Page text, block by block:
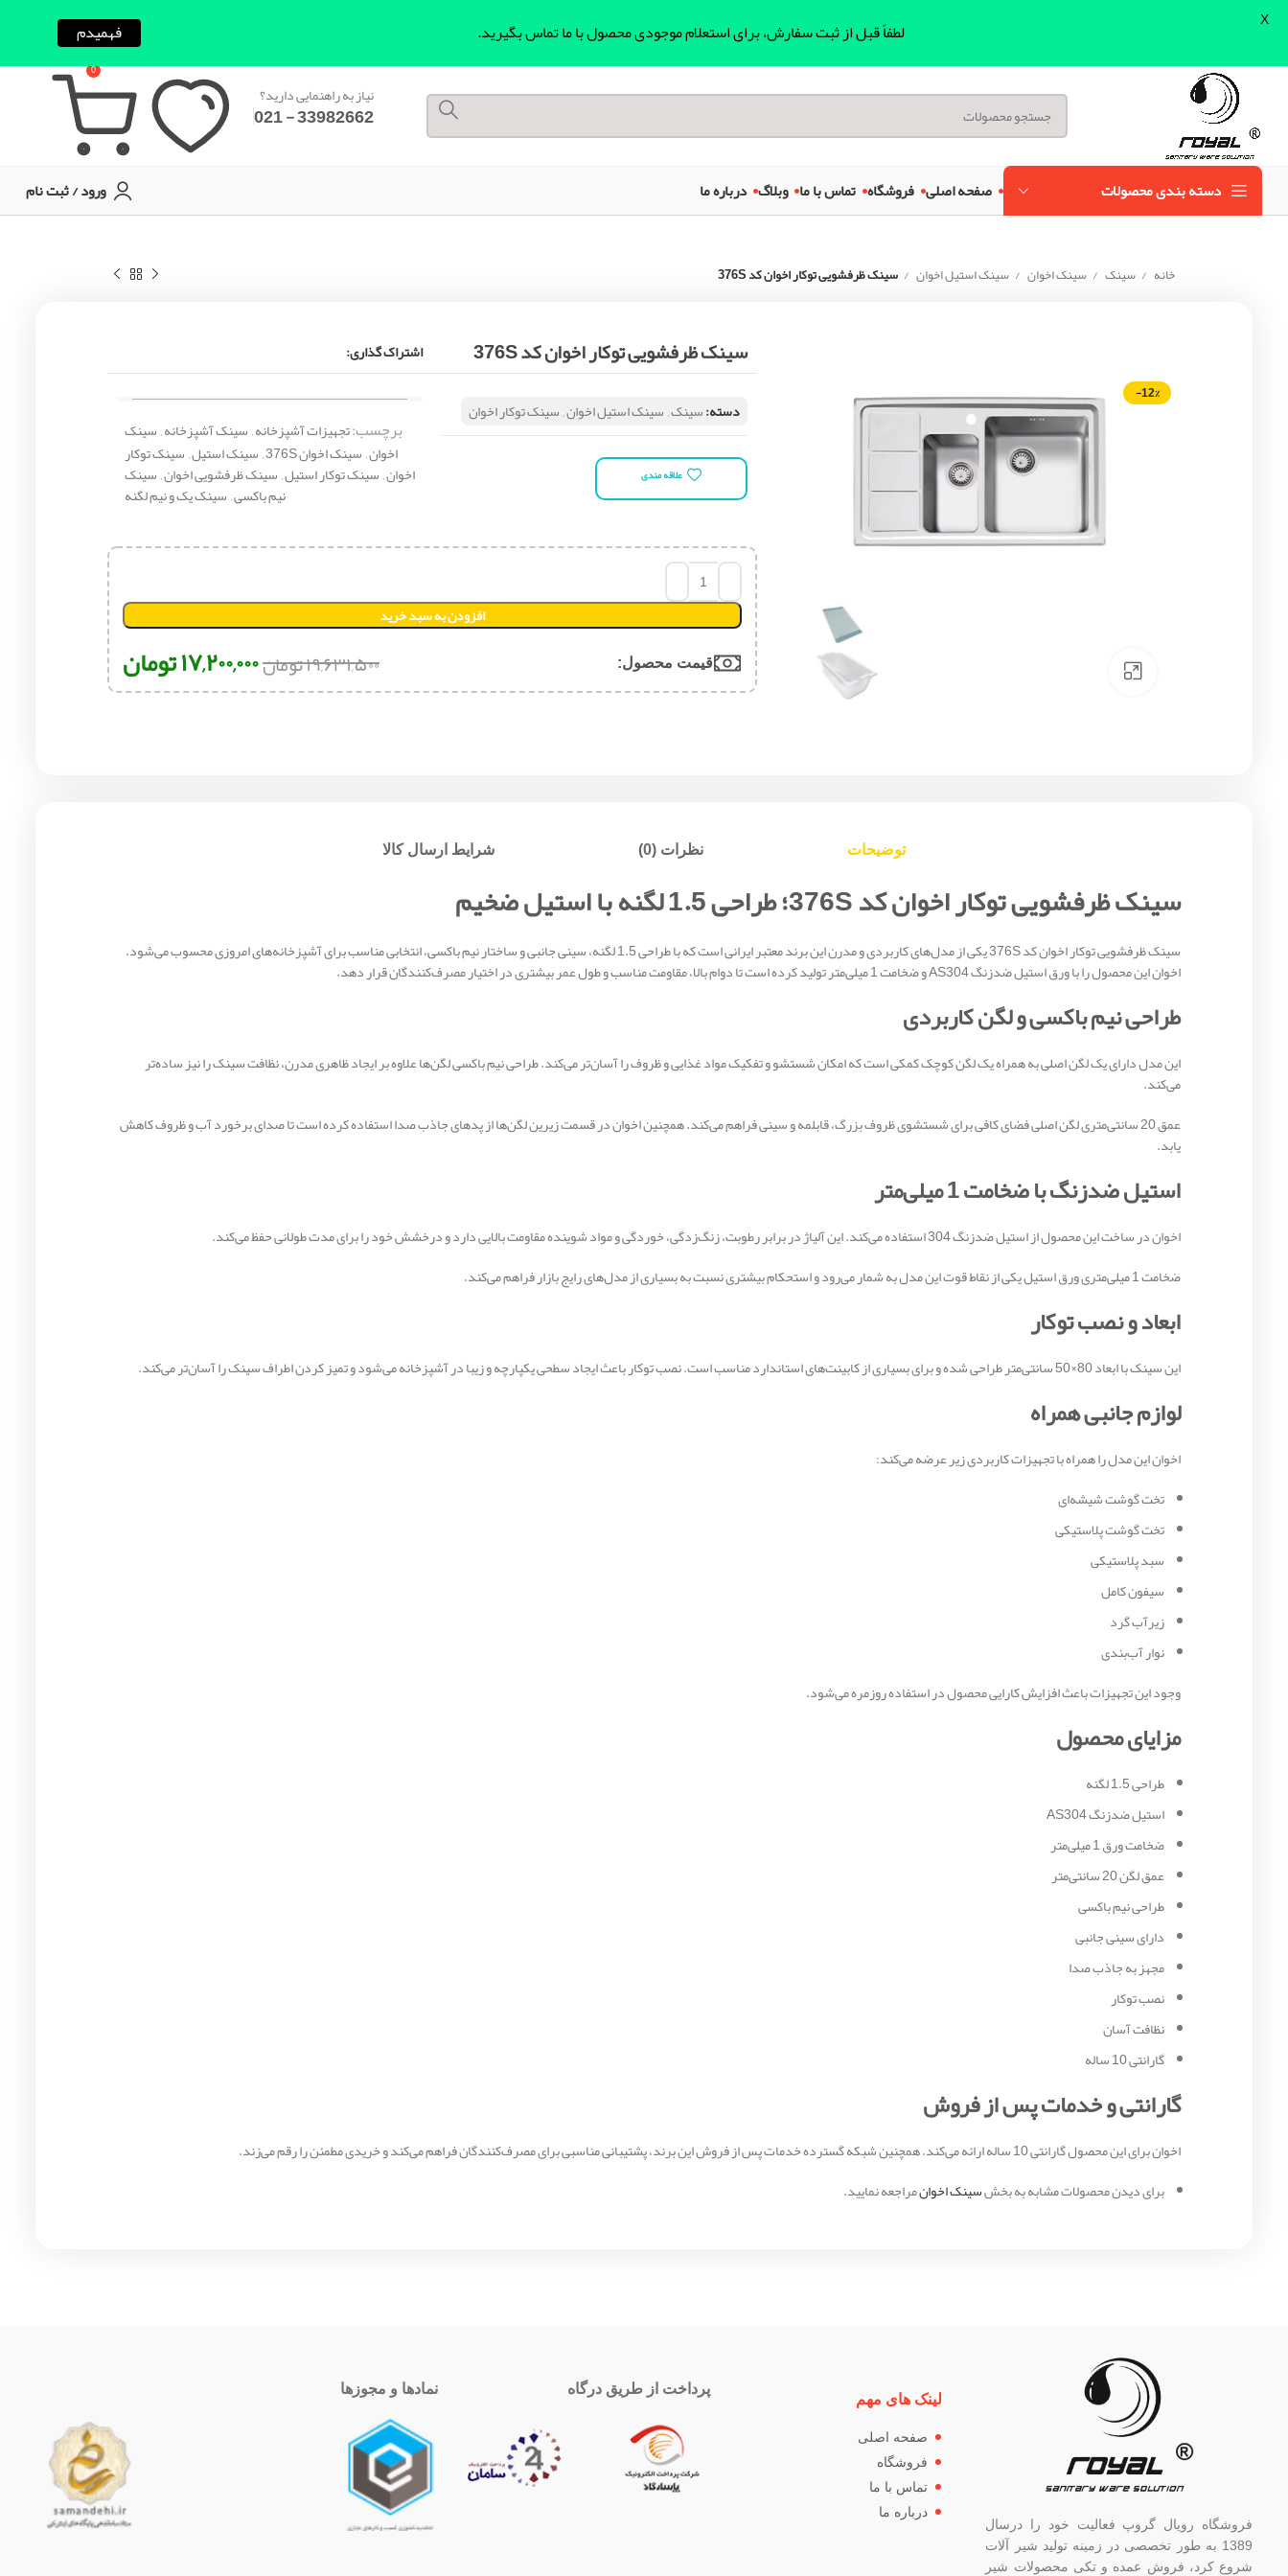
نیاز به راهنمایی دارید؟
33982662 - 021
0
دسته بندی محصولات صفحه اصلی فروشگاه تماس با ما وبلاگ درباره ما ورود / ثبت نام
خانه سینک سینک اخوان سینک استیل اخوان سینک ظرفشویی توکار اخوان کد 376S
-12%
سینک ظرفشویی توکار اخوان کد 376S اشتراک گذاری:
دسته:سینک,سینک استیل اخوان,سینک توکار اخوان
علاقه مندی
برچسب:تجهیزات آشپزخانه,سینک آشپزخانه,سینک
اخوان,سینک اخوان 376S ,سینک استیل,سینک توکار
اخوان,سینک توکار استیل,سینک ظرفشویی اخوان,سینک
نیم باکسی,سینک یک و نیم لگنه
افزودن به سبد خرید
قیمت محصول:​ ۱۹,۶۳۱,۵۰۰تومان۱۷,۲۰۰,۰۰۰تومان
توضیحات نظرات (0) شرایط ارسال کالا
سینک ظرفشویی توکار اخوان کد 376S؛ طراحی 1.5 لگنه با استیل ضخیم
سینک ظرفشویی توکار اخوان کد 376S یکی از مدل‌های کاربردی و مدرن این برند معتبر ایرانی است که با طراحی 1.5 لگنه، سینی جانبی و ساختار نیم باکسی، انتخابی مناسب برای آشپزخانه‌های امروزی محسوب می‌شود.
اخوان این محصول را با ورق استیل ضدزنگ AS304 و ضخامت 1 میلی‌متر تولید کرده است تا دوام بالا، مقاومت مناسب و طول عمر بیشتری در اختیار مصرف‌کنندگان قرار دهد.
طراحی نیم باکسی و لگن کاربردی
این مدل دارای یک لگن اصلی به همراه یک لگن کوچک کمکی است که امکان شستشو و تفکیک مواد غذایی و ظروف را آسان‌تر می‌کند. طراحی نیم باکسی لگن‌ها علاوه بر ایجاد ظاهری مدرن، نظافت سینک را نیز ساده‌تر
می‌کند.
عمق 20 سانتی‌متری لگن اصلی فضای کافی برای شستشوی ظروف بزرگ، قابلمه و سینی فراهم می‌کند. همچنین اخوان در قسمت زیرین لگن‌ها از پدهای جاذب صدا استفاده کرده است تا صدای برخورد آب و ظروف کاهش
یابد.
استیل ضدزنگ با ضخامت 1 میلی‌متر
اخوان در ساخت این محصول از استیل ضدزنگ 304 استفاده می‌کند. این آلیاژ در برابر رطوبت، زنگ‌زدگی، خوردگی و مواد شوینده مقاومت بالایی دارد و درخشش خود را برای مدت طولانی حفظ می‌کند.
ضخامت 1 میلی‌متری ورق استیل یکی از نقاط قوت این مدل به شمار می‌رود و استحکام بیشتری نسبت به بسیاری از مدل‌های رایج بازار فراهم می‌کند.
ابعاد و نصب توکار
این سینک با ابعاد 80×50 سانتی‌متر طراحی شده و برای بسیاری از کابینت‌های استاندارد مناسب است. نصب توکار باعث ایجاد سطحی یکپارچه و زیبا در آشپزخانه می‌شود و تمیز کردن اطراف سینک را آسان‌تر می‌کند.
لوازم جانبی همراه
اخوان این مدل را همراه با تجهیزات کاربردی زیر عرضه می‌کند:
تخت گوشت شیشه‌ای
تخت گوشت پلاستیکی
سبد پلاستیکی
سیفون کامل
زیرآب گرد
نوار آب‌بندی
وجود این تجهیزات باعث افزایش کارایی محصول در استفاده روزمره می‌شود.
مزایای محصول
طراحی 1.5 لگنه
استیل ضدزنگ AS304
ضخامت ورق 1 میلی‌متر
عمق لگن 20 سانتی‌متر
طراحی نیم باکسی
دارای سینی جانبی
مجهز به جاذب صدا
نصب توکار
نظافت آسان
گارانتی 10 ساله
گارانتی و خدمات پس از فروش
اخوان برای این محصول گارانتی 10 ساله ارائه می‌کند. همچنین شبکه گسترده خدمات پس از فروش این برند، پشتیبانی مناسبی برای مصرف‌کنندگان فراهم می‌کند و خریدی مطمئن را رقم می‌زند.
برای دیدن محصولات مشابه به بخشسینک اخوانمراجعه نمایید.
فروشگاه رویال گروپ فعالیت خود را درسال
1389 به طور تخصصی در زمینه تولید شیر آلات
شروع کرد، فروش عمده و تکی محصولات شیر
لینک های مهم
صفحه اصلی
فروشگاه
تماس با ما
درباره ما
پرداخت از طریق درگاه نمادها و مجوزها
لطفاً قبل از ثبت سفارش، برای استعلام موجودی محصول با ما تماس بگیرید. فهمیدم X